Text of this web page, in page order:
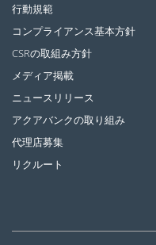
行動規範
コンプライアンス基本方針
CSRの取組み方針
メディア掲載
ニュースリリース
アクアバンクの取り組み
代理店募集
リクルート